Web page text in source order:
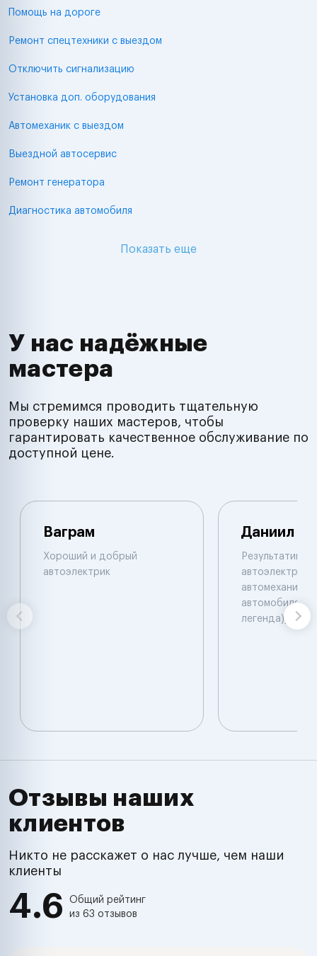
Помощь на дороге
Ремонт спецтехники с выездом
Отключить сигнализацию
Установка доп. оборудования
Автомеханик с выездом
Выездной автосервис
Ремонт генератора
Диагностика автомобиля
Показать еще
У нас надёжные
мастера
Мы стремимся проводить тщательную
проверку наших мастеров, чтобы
гарантировать качественное обслуживание по
доступной цене.
Ваграм
Хороший и добрый
автоэлектрик
Даниил
автоэлектрик и
автомеханик
автомобилям.
легенда))
Отзывы наших
клиентов
Никто не расскажет о нас лучше, чем наши
клиенты
4.6
Общий рейтинг
из 63 отзывов